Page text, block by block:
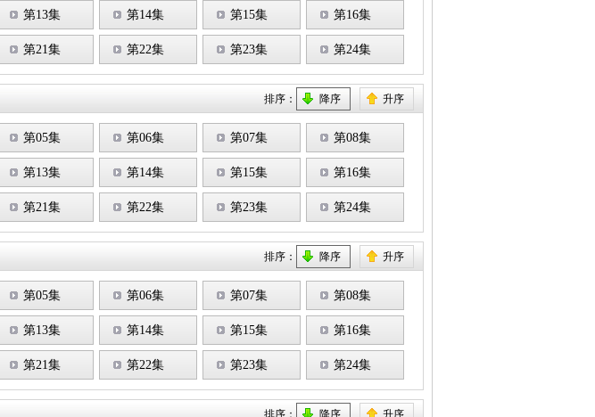
第13集 第14集 第15集 第16集
第21集 第22集 第23集 第24集
排序： 降序 升序
第05集 第06集 第07集 第08集
第13集 第14集 第15集 第16集
第21集 第22集 第23集 第24集
排序： 降序 升序
第05集 第06集 第07集 第08集
第13集 第14集 第15集 第16集
第21集 第22集 第23集 第24集
排序： 降序 升序